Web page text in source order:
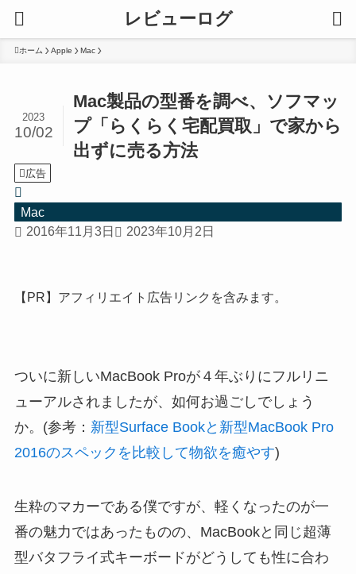
レビューログ
ホーム Apple Mac
Mac製品の型番を調べ、ソフマッ
プ「らくらく宅配買取」で家から
出ずに売る方法
2023
10/02
広告
Mac
2016年11月3日
2023年10月2日
【PR】アフィリエイト広告リンクを含みます。
ついに新しいMacBook Proが４年ぶりにフルリニ
ューアルされましたが、如何お過ごしでしょう
か。(参考： 新型Surface Bookと新型MacBook Pro
2016のスペックを比較して物欲を癒やす)
生粋のマカーである僕ですが、軽くなったのが一
番の魅力ではあったものの、MacBookと同じ超薄
型バタフライ式キーボードがどうしても性に合わ